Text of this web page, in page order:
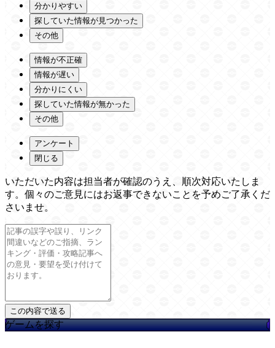
分かりやすい
探していた情報が見つかった
その他
情報が不正確
情報が遅い
分かりにくい
探していた情報が無かった
その他
アンケート
閉じる
いただいた内容は担当者が確認のうえ、順次対応いたしま
す。個々のご意見にはお返事できないことを予めご了承くだ
さいませ。
ゲームを探す